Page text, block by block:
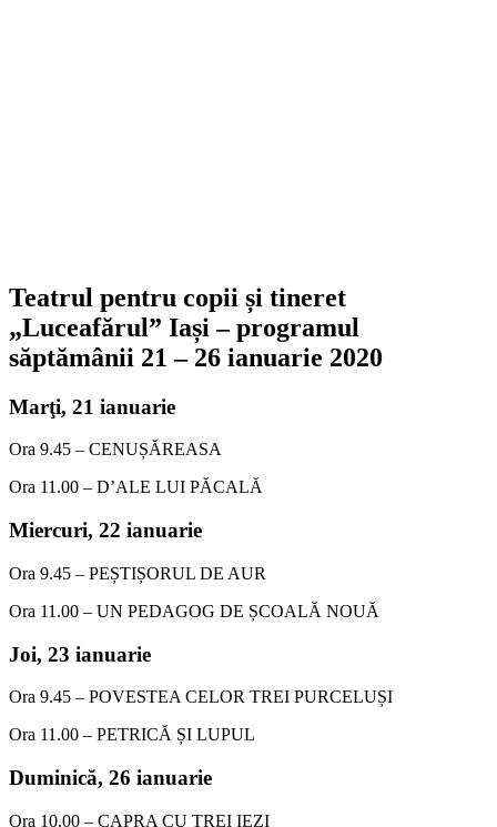
Teatrul pentru copii și tineret
„Luceafărul” Iași – programul
săptămânii 21 – 26 ianuarie 2020
Marţi, 21 ianuarie
Ora 9.45 – CENUȘĂREASA
Ora 11.00 – D’ALE LUI PĂCALĂ
Miercuri, 22 ianuarie
Ora 9.45 – PEȘTIȘORUL DE AUR
Ora 11.00 – UN PEDAGOG DE ȘCOALĂ NOUĂ
Joi, 23 ianuarie
Ora 9.45 – POVESTEA CELOR TREI PURCELUȘI
Ora 11.00 – PETRICĂ ȘI LUPUL
Duminică, 26 ianuarie
Ora 10.00 – CAPRA CU TREI IEZI